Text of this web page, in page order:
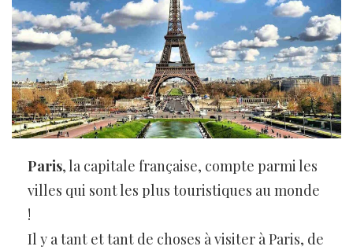
Paris, la capitale française, compte parmi les
villes qui sont les plus touristiques au monde
!
Il y a tant et tant de choses à visiter à Paris, de